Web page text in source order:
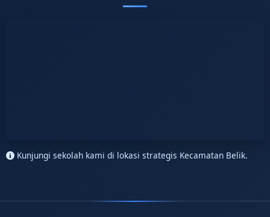
Kunjungi sekolah kami di lokasi strategis Kecamatan Belik.